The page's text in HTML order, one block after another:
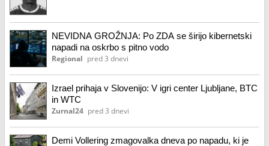
NEVIDNA GROŽNJA: Po ZDA se širijo kibernetski
napadi na oskrbo s pitno vodo
Regional pred 3 dnevi
Izrael prihaja v Slovenijo: V igri center Ljubljane, BTC
in WTC
Zurnal24 pred 3 dnevi
Demi Vollering zmagovalka dneva po napadu, ki je